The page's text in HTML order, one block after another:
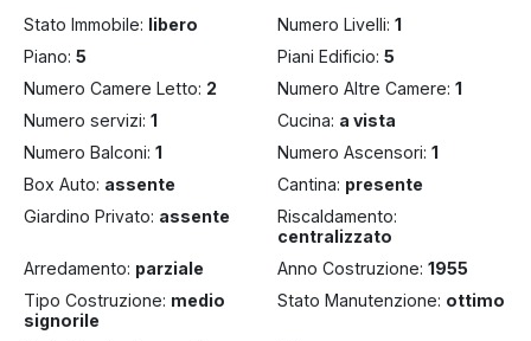
Stato Immobile: libero Numero Livelli: 1
Piano: 5 Piani Edificio: 5
Numero Camere Letto: 2 Numero Altre Camere: 1
Numero servizi: 1 Cucina: a vista
Numero Balconi: 1 Numero Ascensori: 1
Box Auto: assente Cantina: presente
Giardino Privato: assente
Riscaldamento:
centralizzato
Arredamento: parziale Anno Costruzione: 1955
Tipo Costruzione: medio
signorile
Stato Manutenzione: ottimo